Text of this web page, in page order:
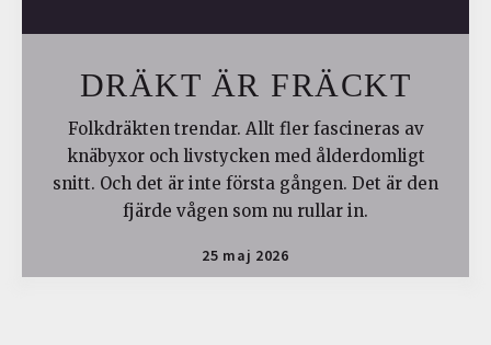
DRÄKT ÄR FRÄCKT
Folkdräkten trendar. Allt fler fascineras av
knäbyxor och livstycken med ålderdomligt
snitt. Och det är inte första gången. Det är den
fjärde vågen som nu rullar in.
25 maj 2026